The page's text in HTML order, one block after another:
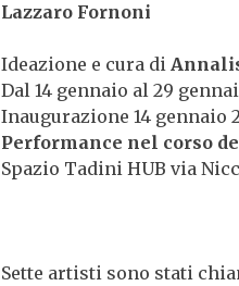
Lazzaro Fornoni
Ideazione e cura di
Dal 14 gennaio al 29
Inaugurazione 14 gennaio
Performance nel corso
Spazio Tadini HUB via
Sette artisti sono stati